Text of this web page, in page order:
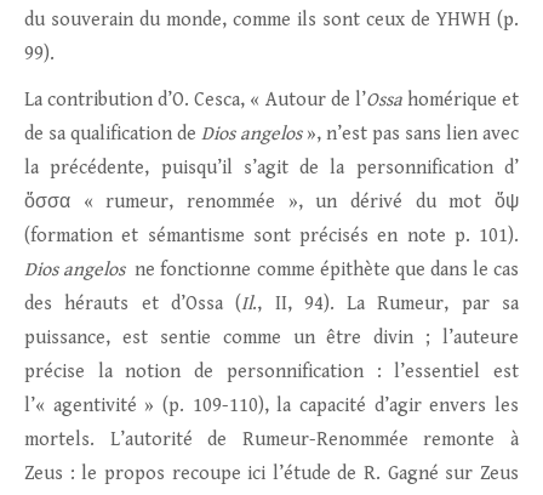
du souverain du monde, comme ils sont ceux de YHWH (p.
99).
La contribution d’O. Cesca, « Autour de l’Ossahomérique et
de sa qualification de Dios angelos», n’est pas sans lien avec
la précédente, puisqu’il s’agit de la personnification d’
ὄσσα « rumeur, renommée », un dérivé du mot ὄψ
(formation et sémantisme sont précisés en note p. 101).
Dios angelosne fonctionne comme épithète que dans le cas
des hérauts et d’Ossa (Il., II, 94). La Rumeur, par sa
puissance, est sentie comme un être divin ; l’auteure
précise la notion de personnification : l’essentiel est
l’« agentivité » (p. 109-110), la capacité d’agir envers les
mortels. L’autorité de Rumeur-Renommée remonte à
Zeus : le propos recoupe ici l’étude de R. Gagné sur Zeus